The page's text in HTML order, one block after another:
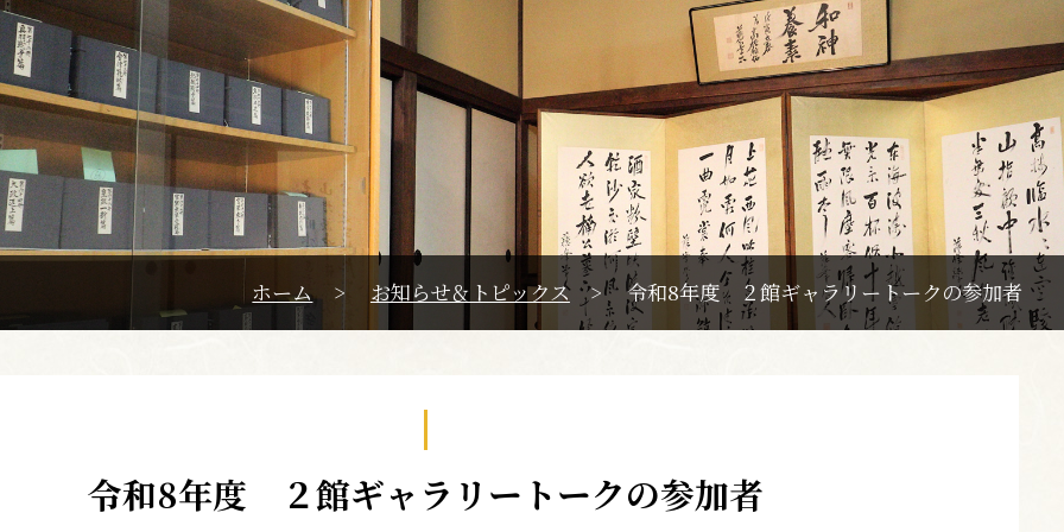
ホーム > お知らせ＆トピックス > 令和8年度 ２館ギャラリートークの参加者
令和8年度 ２館ギャラリートークの参加者